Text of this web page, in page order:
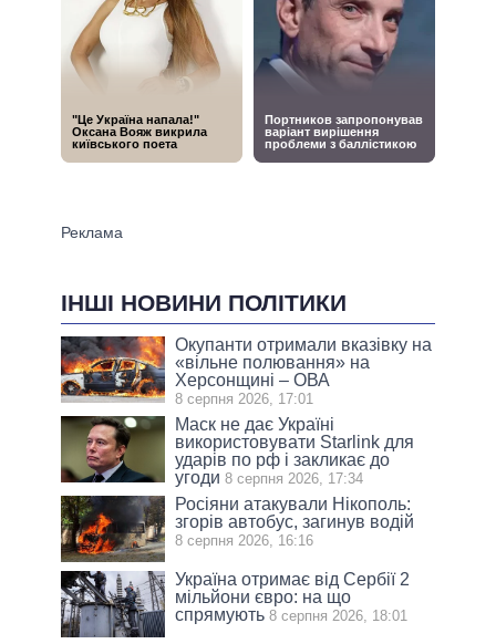
ІНШІ НОВИНИ ПОЛІТИКИ
Окупанти отримали вказівку на
«вільне полювання» на
Херсонщині – ОВА
8 серпня 2026, 17:01
Маск не дає Україні
використовувати Starlink для
ударів по рф і закликає до
угоди 8 серпня 2026, 17:34
Росіяни атакували Нікополь:
згорів автобус, загинув водій
8 серпня 2026, 16:16
Україна отримає від Сербії 2
мільйони євро: на що
спрямують 8 серпня 2026, 18:01